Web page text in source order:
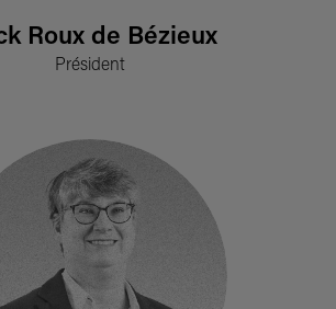
Roux de Bézieux
Président